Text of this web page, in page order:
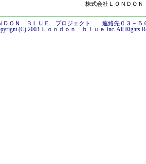
ＮＤＯＮ ＢＬＵＥ プロジェクト 連絡先０３－５
(C) 2003 Ｌｏｎｄｏｎ ｂｌｕｅ Inc. All Rights
株式会社ＬＯＮＤＯＮ ＢＬ